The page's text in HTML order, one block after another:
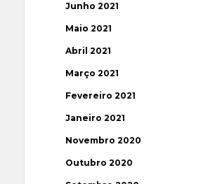
Junho 2021
Maio 2021
Abril 2021
Março 2021
Fevereiro 2021
Janeiro 2021
Novembro 2020
Outubro 2020